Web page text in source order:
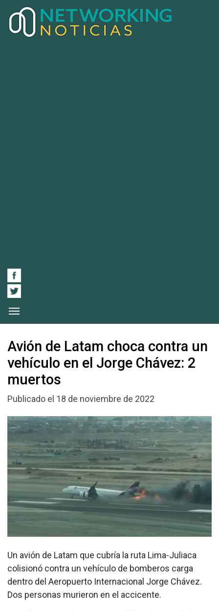
Avión de Latam choca contra un
vehículo en el Jorge Chávez: 2
muertos
Publicado el 18 de noviembre de 2022
Un avión de Latam que cubría la ruta Lima-Juliaca
colisionó contra un vehículo de bomberos carga
dentro del Aeropuerto Internacional Jorge Chávez.
Dos personas murieron en el accicente.